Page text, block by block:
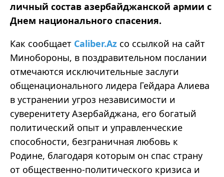
личный состав азербайджанской армии с
Днем национального спасения.
Как сообщает Caliber.Az со ссылкой на сайт
Минобороны, в поздравительном послании
отмечаются исключительные заслуги
общенационального лидера Гейдара Алиева
в устранении угроз независимости и
суверенитету Азербайджана, его богатый
политический опыт и управленческие
способности, безграничная любовь к
Родине, благодаря которым он спас страну
от общественно-политического кризиса и